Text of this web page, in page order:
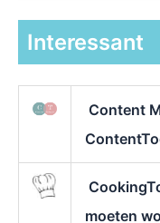
Interessant
Content
moeten